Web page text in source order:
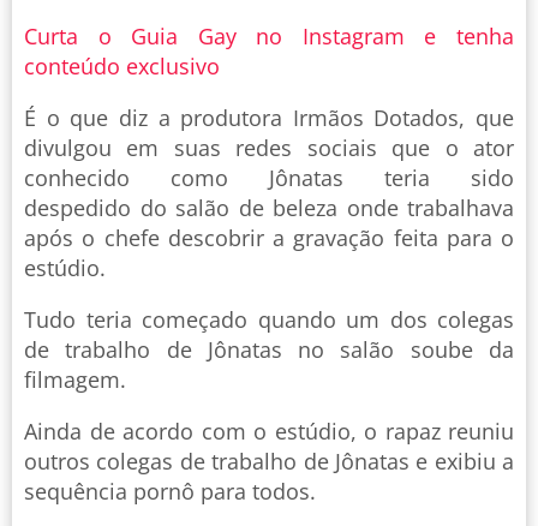
Curta o Guia Gay no Instagram e tenha
conteúdo exclusivo
É o que diz a produtora Irmãos Dotados, que
divulgou em suas redes sociais que o ator
conhecido como Jônatas teria sido
despedido do salão de beleza onde trabalhava
após o chefe descobrir a gravação feita para o
estúdio.
Tudo teria começado quando um dos colegas
de trabalho de Jônatas no salão soube da
filmagem.
Ainda de acordo com o estúdio, o rapaz reuniu
outros colegas de trabalho de Jônatas e exibiu a
sequência pornô para todos.